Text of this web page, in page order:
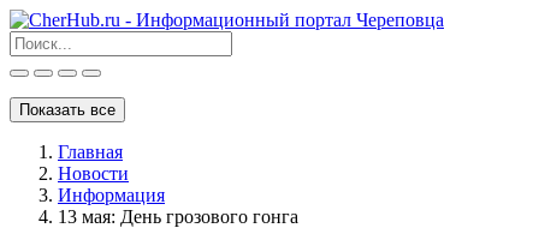
Показать все
Главная
Новости
Информация
13 мая: День грозового гонга